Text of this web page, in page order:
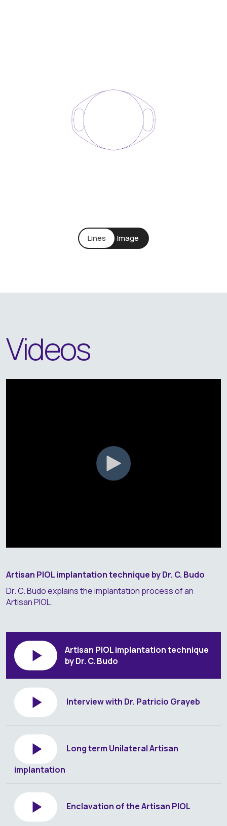
Videos
Artisan PIOL implantation technique by Dr. C. Budo
Dr. C. Budo explains the implantation process of an
Artisan PIOL.
Artisan PIOL implantation technique
by Dr. C. Budo
Interview with Dr. Patricio Grayeb
Long term Unilateral Artisan
implantation
Enclavation of the Artisan PIOL